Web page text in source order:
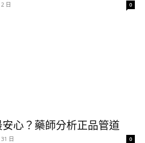
日 0
心？藥師分析正品管道
日 0